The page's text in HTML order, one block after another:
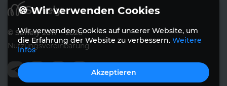
© Sanely 2017 – 2026
Nutzungsvereinbarung
🍪 Wir verwenden Cookies
Wir verwenden Cookies auf unserer Website, um
die Erfahrung der Website zu verbessern. Weitere
Infos
Akzeptieren